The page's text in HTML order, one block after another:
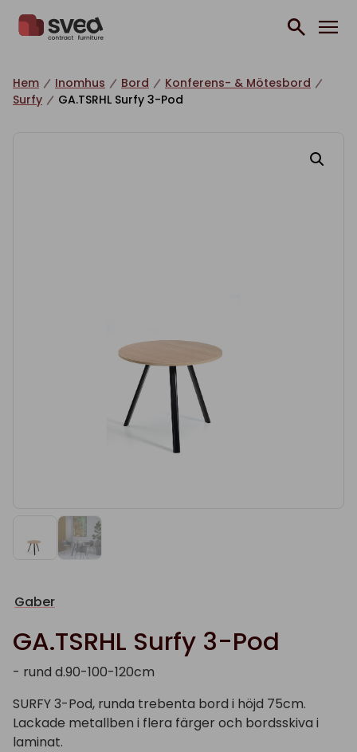
Hem Inomhus Bord
Konferens- & Mötesbord
Surfy
GA.TSRHL Surfy 3-Pod
Gaber
GA.TSRHL Surfy 3-Pod
- rund d.90-100-120cm
SURFY 3-Pod, runda trebenta bord i höjd 75cm.
Lackade metallben i flera färger och bordsskiva i
laminat.